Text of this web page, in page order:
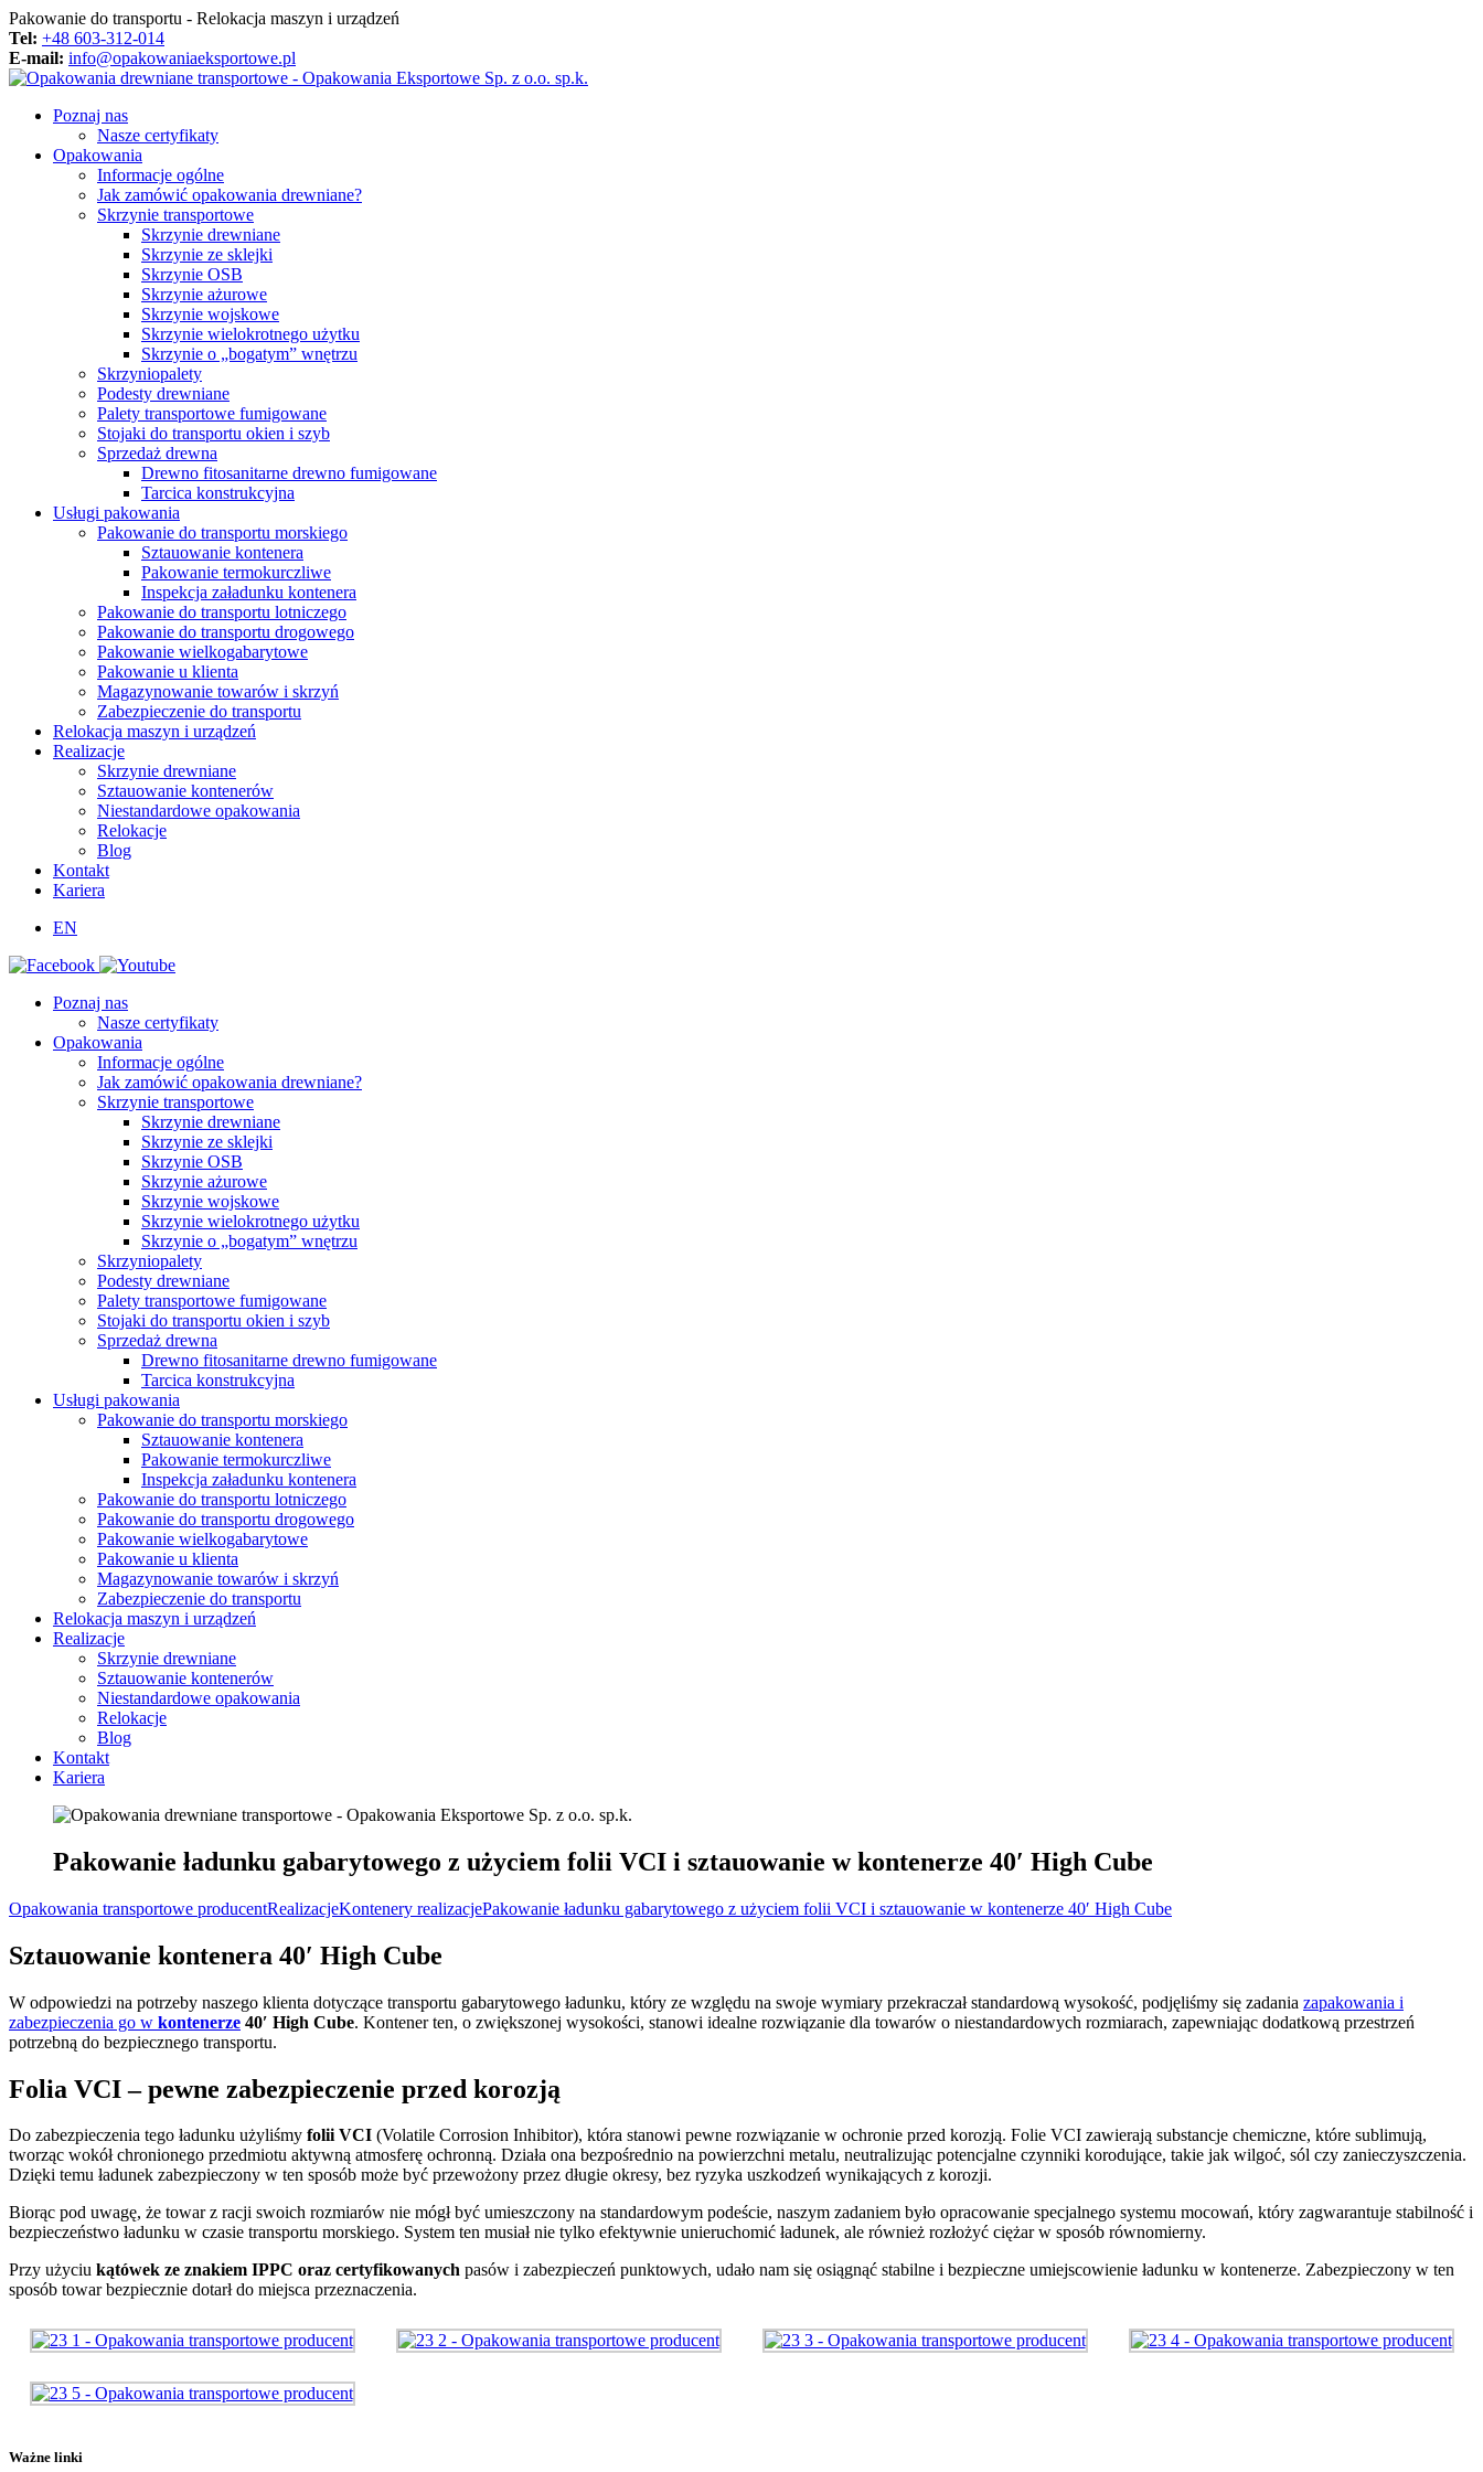
Pakowanie do transportu - Relokacja maszyn i urządzeń
Tel: +48 603-312-014
E-mail: info@opakowaniaeksportowe.pl
Poznaj nas
Nasze certyfikaty
Opakowania
Informacje ogólne
Jak zamówić opakowania drewniane?
Skrzynie transportowe
Skrzynie drewniane
Skrzynie ze sklejki
Skrzynie OSB
Skrzynie ażurowe
Skrzynie wojskowe
Skrzynie wielokrotnego użytku
Skrzynie o „bogatym” wnętrzu
Skrzyniopalety
Podesty drewniane
Palety transportowe fumigowane
Stojaki do transportu okien i szyb
Sprzedaż drewna
Drewno fitosanitarne drewno fumigowane
Tarcica konstrukcyjna
Usługi pakowania
Pakowanie do transportu morskiego
Sztauowanie kontenera
Pakowanie termokurczliwe
Inspekcja załadunku kontenera
Pakowanie do transportu lotniczego
Pakowanie do transportu drogowego
Pakowanie wielkogabarytowe
Pakowanie u klienta
Magazynowanie towarów i skrzyń
Zabezpieczenie do transportu
Relokacja maszyn i urządzeń
Realizacje
Skrzynie drewniane
Sztauowanie kontenerów
Niestandardowe opakowania
Relokacje
Blog
Kontakt
Kariera
EN
Poznaj nas
Nasze certyfikaty
Opakowania
Informacje ogólne
Jak zamówić opakowania drewniane?
Skrzynie transportowe
Skrzynie drewniane
Skrzynie ze sklejki
Skrzynie OSB
Skrzynie ażurowe
Skrzynie wojskowe
Skrzynie wielokrotnego użytku
Skrzynie o „bogatym” wnętrzu
Skrzyniopalety
Podesty drewniane
Palety transportowe fumigowane
Stojaki do transportu okien i szyb
Sprzedaż drewna
Drewno fitosanitarne drewno fumigowane
Tarcica konstrukcyjna
Usługi pakowania
Pakowanie do transportu morskiego
Sztauowanie kontenera
Pakowanie termokurczliwe
Inspekcja załadunku kontenera
Pakowanie do transportu lotniczego
Pakowanie do transportu drogowego
Pakowanie wielkogabarytowe
Pakowanie u klienta
Magazynowanie towarów i skrzyń
Zabezpieczenie do transportu
Relokacja maszyn i urządzeń
Realizacje
Skrzynie drewniane
Sztauowanie kontenerów
Niestandardowe opakowania
Relokacje
Blog
Kontakt
Kariera
Pakowanie ładunku gabarytowego z użyciem folii VCI i sztauowanie w kontenerze 40′ High Cube
Opakowania transportowe producentRealizacjeKontenery realizacjePakowanie ładunku gabarytowego z użyciem folii VCI i sztauowanie w kontenerze 40′ High Cube
Sztauowanie kontenera 40′ High Cube
W odpowiedzi na potrzeby naszego klienta dotyczące transportu gabarytowego ładunku, który ze względu na swoje wymiary przekraczał standardową wysokość, podjęliśmy się zadania zapakowania i
zabezpieczenia go w kontenerze 40′ High Cube. Kontener ten, o zwiększonej wysokości, stanowi idealne rozwiązanie dla towarów o niestandardowych rozmiarach, zapewniając dodatkową przestrzeń
potrzebną do bezpiecznego transportu.
Folia VCI – pewne zabezpieczenie przed korozją
Do zabezpieczenia tego ładunku użyliśmy folii VCI (Volatile Corrosion Inhibitor), która stanowi pewne rozwiązanie w ochronie przed korozją. Folie VCI zawierają substancje chemiczne, które sublimują,
tworząc wokół chronionego przedmiotu aktywną atmosferę ochronną. Działa ona bezpośrednio na powierzchni metalu, neutralizując potencjalne czynniki korodujące, takie jak wilgoć, sól czy zanieczyszczenia.
Dzięki temu ładunek zabezpieczony w ten sposób może być przewożony przez długie okresy, bez ryzyka uszkodzeń wynikających z korozji.
Biorąc pod uwagę, że towar z racji swoich rozmiarów nie mógł być umieszczony na standardowym podeście, naszym zadaniem było opracowanie specjalnego systemu mocowań, który zagwarantuje stabilność i
bezpieczeństwo ładunku w czasie transportu morskiego. System ten musiał nie tylko efektywnie unieruchomić ładunek, ale również rozłożyć ciężar w sposób równomierny.
Przy użyciu kątówek ze znakiem IPPC oraz certyfikowanych pasów i zabezpieczeń punktowych, udało nam się osiągnąć stabilne i bezpieczne umiejscowienie ładunku w kontenerze. Zabezpieczony w ten
sposób towar bezpiecznie dotarł do miejsca przeznaczenia.
Ważne linki